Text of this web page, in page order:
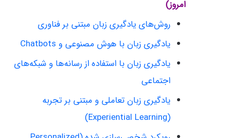
امروز)
روش‌های یادگیری زبان مبتنی بر فناوری
یادگیری زبان با هوش مصنوعی و Chatbots
یادگیری زبان با استفاده از رسانه‌ها و شبکه‌های
اجتماعی
یادگیری زبان تعاملی و مبتنی بر تجربه
(Experiential Learning)